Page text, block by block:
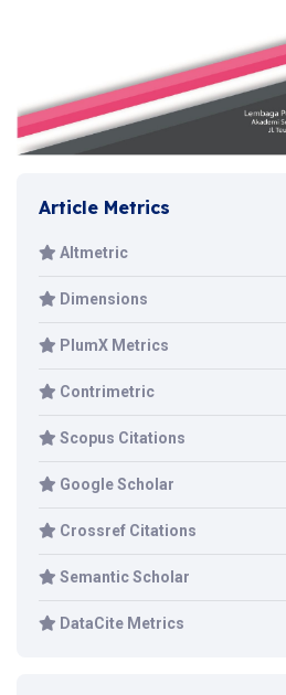
Article Metrics
Altmetric
Dimensions
PlumX Metrics
Contrimetric
Scopus Citations
Google Scholar
Crossref Citations
Semantic Scholar
DataCite Metrics